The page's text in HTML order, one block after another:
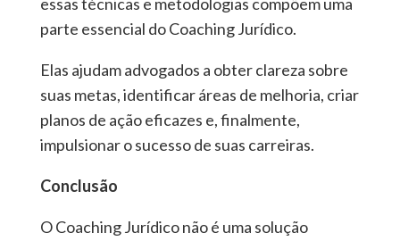
parte essencial do Coaching Jurídico.
Elas ajudam advogados a obter clareza sobre
suas metas, identificar áreas de melhoria, criar
planos de ação eficazes e, finalmente,
impulsionar o sucesso de suas carreiras.
Conclusão
O Coaching Jurídico não é uma solução